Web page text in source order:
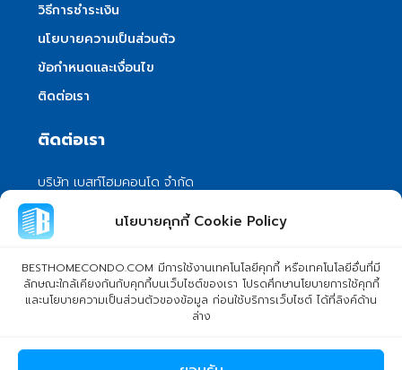
นโยบายคุกกี้ Cookie Policy
BESTHOMECONDO.COM มีการใช้งานเทคโนโลยีคุกกี้ หรือเทคโนโลยีอื่นที่มี
ลักษณะใกล้เคียงกันกับคุกกี้บนเว็บไซต์ของเรา โปรดศึกษานโยบายการใช้คุกกี้
และนโยบายความเป็นส่วนตัวของข้อมูล ก่อนใช้บริการเว็บไซต์ ได้ที่ลิงค์ด้าน
ล่าง
วิธีการชำระเงิน
นโยบายความเป็นส่วนตัว
ข้อกำหนดและเงื่อนไข
ติดต่อเรา
ติดต่อเรา
บริษัท เบสท์โฮมคอนโด จำกัด
101/399 หมู่ 7 แขวงลําผักชี เขตหนองจอก
กรุงเทพมหานคร 10530
info@besthomecondo.com
© Copyright 2024 BESTHOMECONDO CO., LTD. - All rights